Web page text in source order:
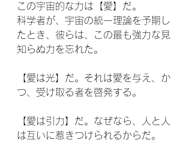
この宇宙的な力は【愛】だ。
科学者が、宇宙の統一理論を予期し
たとき、彼らは、この最も強力な見
知らぬ力を忘れた。
【愛は光】だ。それは愛を与え、か
つ、受け取る者を啓発する。
【愛は引力】だ。なぜなら、人と人
は互いに惹きつけられるからだ。